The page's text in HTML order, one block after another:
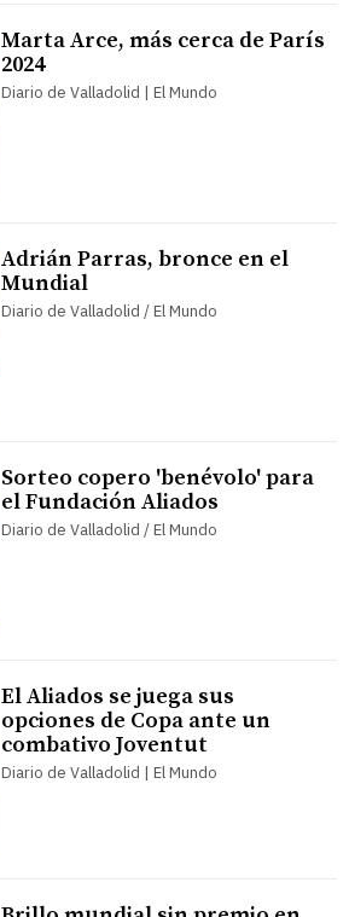
Marta Arce, más cerca de París
2024
Diario de Valladolid | El Mundo
Adrián Parras, bronce en el
Mundial
Diario de Valladolid / El Mundo
Sorteo copero 'benévolo' para
el Fundación Aliados
Diario de Valladolid / El Mundo
El Aliados se juega sus
opciones de Copa ante un
combativo Joventut
Diario de Valladolid | El Mundo